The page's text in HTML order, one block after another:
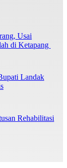
Usai
di Ketapang
Landak
Rehabilitasi